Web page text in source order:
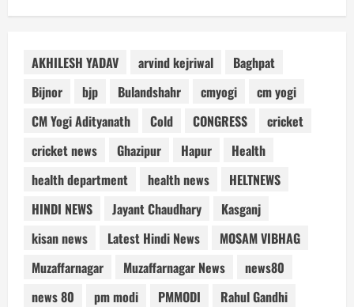
AKHILESH YADAV arvind kejriwal
Baghpat
Bijnor
bjp Bulandshahr cmyogi
cm yogi
CM Yogi Adityanath
Cold CONGRESS
cricket
cricket news
Ghazipur Hapur
Health
health department
health news
HELTNEWS
HINDI NEWS
Jayant Chaudhary
Kasganj
kisan news
Latest Hindi News
MOSAM VIBHAG
Muzaffarnagar
Muzaffarnagar News
news80
news 80
pm modi PMMODI
Rahul Gandhi